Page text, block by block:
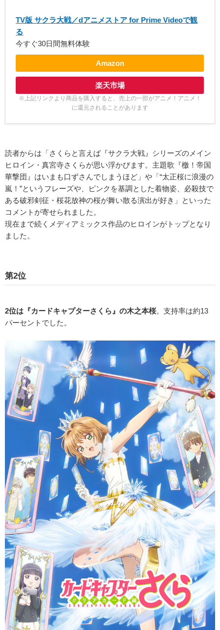
TV版 サクラ大戦／dアニメストア for Prime Videoで観
る
今すぐ30日間無料体験
Amazon
楽天市場
※上記リンクより商品を購入すると、売上の一部がアニメ！アニメ！
に還元されることがあります
読者からは「さくらと言えば『サクラ大戦』シリーズのメイン
ヒロイン・真宮寺さくらが思い浮かびます。主題歌『檄！帝国
華撃団』はいまも口ずさんでしまうほど」や「“太正桜に浪漫の
嵐！”というフレーズや、ピンクを基調とした着物姿、必殺技で
ある破邪剣征・桜花放神の桜が舞い散る演出が好き」といった
コメントが寄せられました。
現在まで続くメディアミックス作品のヒロインがトップとなり
ました。
第2位
2位は『カードキャプターさくら』の木之本桜。支持率は約13
パーセントでした。